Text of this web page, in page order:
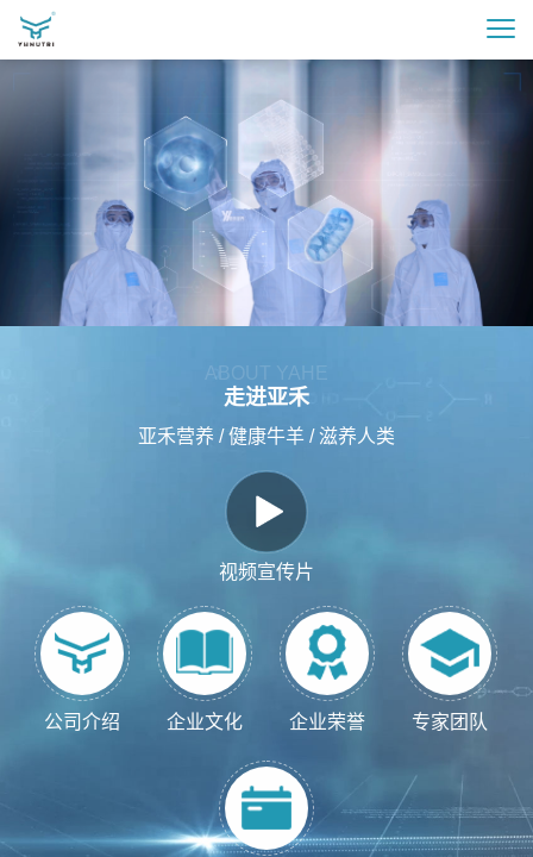
ABOUT YAHE
走进亚禾
亚禾营养 / 健康牛羊 / 滋养人类
视频宣传片
公司介绍 企业文化 企业荣誉 专家团队